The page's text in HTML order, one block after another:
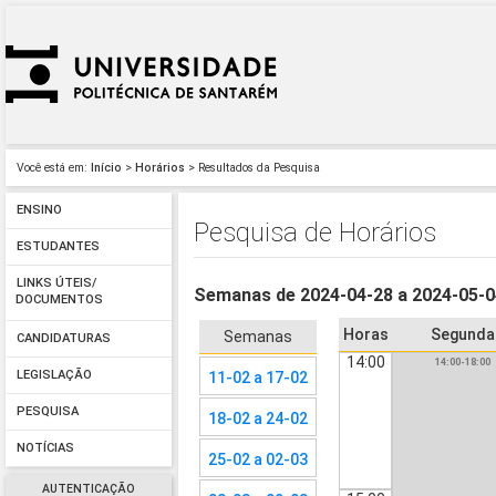
Você está em: Início > Horários > Resultados da Pesquisa
ENSINO
ESTUDANTES
LINKS ÚTEIS/
DOCUMENTOS
CANDIDATURAS
LEGISLAÇÃO
PESQUISA
NOTÍCIAS
AUTENTICAÇÃO
Pesquisa de Horários
Semanas de 2024-04-28 a 2024-05-
Semanas
11-02 a 17-02
18-02 a 24-02
25-02 a 02-03
Horas Segunda
14:00
14:00-18:00